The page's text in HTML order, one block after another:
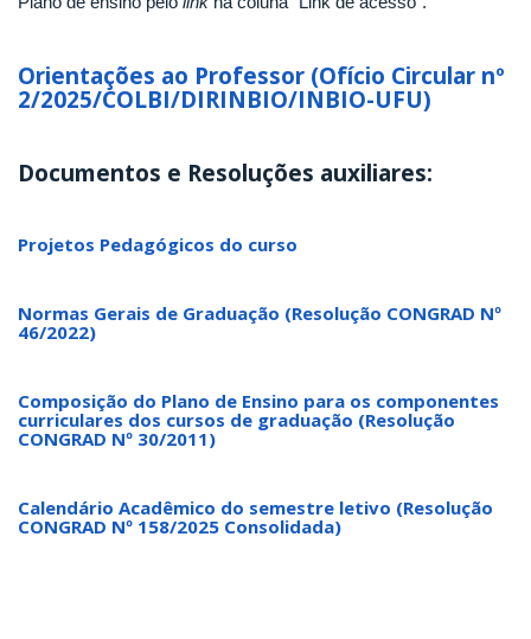
Orientações ao Professor (Ofício Circular nº
2/2025/COLBI/DIRINBIO/INBIO-UFU)
Documentos e Resoluções auxiliares:
Projetos Pedagógicos do curso
Normas Gerais de Graduação (Resolução CONGRAD Nº
46/2022)
Composição do Plano de Ensino para os componentes
curriculares dos cursos de graduação (Resolução
CONGRAD Nº 30/2011)
Calendário Acadêmico do semestre letivo (Resolução
CONGRAD Nº 158/2025 Consolidada)